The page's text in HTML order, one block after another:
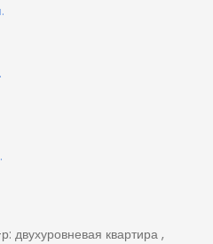
двухуровневая квартира ,